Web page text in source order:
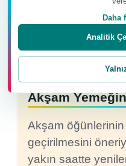
Akşam
Akşam
geçirilmesini
yakın saatte
Daha
Analitik